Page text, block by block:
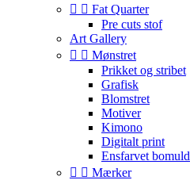
  Fat Quarter
Pre cuts stof
Art Gallery
  Mønstret
Prikket og stribet
Grafisk
Blomstret
Motiver
Kimono
Digitalt print
Ensfarvet bomuld
  Mærker